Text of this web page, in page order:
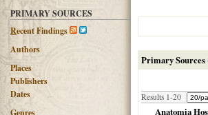
PRIMARY SOURCES
Recent Findings
Authors
Places
Publishers
Dates
Genres
Primary Sources
Results 1-20
Anatomia